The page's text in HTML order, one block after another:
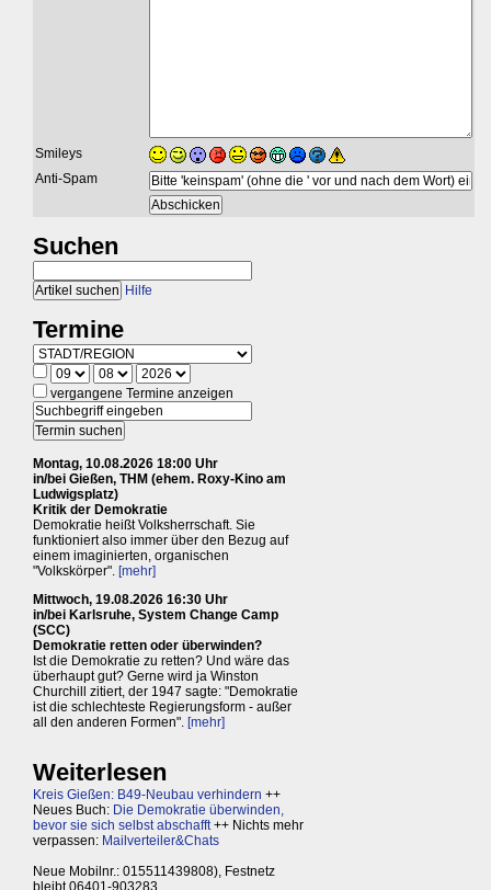
Smileys
Anti-Spam
Suchen
Hilfe
Termine
vergangene Termine anzeigen
Montag, 10.08.2026 18:00 Uhr
in/bei Gießen, THM (ehem. Roxy-Kino am
Ludwigsplatz)
Kritik der Demokratie
Demokratie heißt Volksherrschaft. Sie
funktioniert also immer über den Bezug auf
einem imaginierten, organischen
"Volkskörper". [mehr]
Mittwoch, 19.08.2026 16:30 Uhr
in/bei Karlsruhe, System Change Camp
(SCC)
Demokratie retten oder überwinden?
Ist die Demokratie zu retten? Und wäre das
überhaupt gut? Gerne wird ja Winston
Churchill zitiert, der 1947 sagte: "Demokratie
ist die schlechteste Regierungsform - außer
all den anderen Formen". [mehr]
Weiterlesen
Kreis Gießen: B49-Neubau verhindern ++
Neues Buch: Die Demokratie überwinden,
bevor sie sich selbst abschafft++ Nichts mehr
verpassen: Mailverteiler&Chats
Neue Mobilnr.: 015511439808), Festnetz